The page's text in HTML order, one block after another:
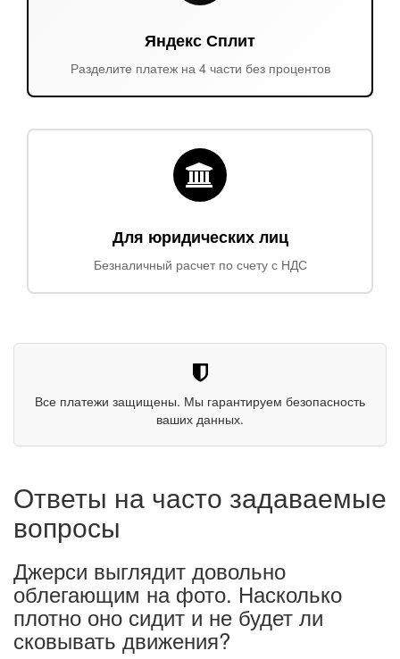
Яндекс Сплит
Разделите платеж на 4 части без процентов
Для юридических лиц
Безналичный расчет по счету с НДС
Все платежи защищены. Мы гарантируем безопасность
ваших данных.
Ответы на часто задаваемые
вопросы
Джерси выглядит довольно
облегающим на фото. Насколько
плотно оно сидит и не будет ли
сковывать движения?